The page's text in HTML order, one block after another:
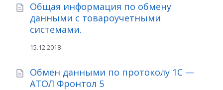
Общая информация по обмену
данными с товароучетными
системами.
15.12.2018
Обмен данными по протоколу 1С —
АТОЛ Фронтол 5